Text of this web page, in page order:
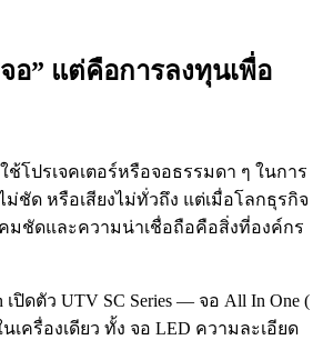
อ” แต่คือการลงทุนเพื่อ
โปรเจคเตอร์หรือจอธรรมดา ๆ ในการ
ชัด หรือเสียงไม่ทั่วถึง แต่เมื่อโลกธุรกิจ
มชัดและความน่าเชื่อถือคือสิ่งที่องค์กร
ปิดตัว UTV SC Series — จอ All In One (
เครื่องเดียว ทั้ง จอ LED ความละเอียด